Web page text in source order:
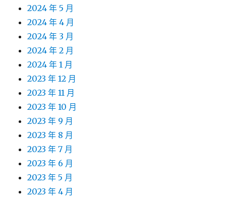
2024 年 5 月
2024 年 4 月
2024 年 3 月
2024 年 2 月
2024 年 1 月
2023 年 12 月
2023 年 11 月
2023 年 10 月
2023 年 9 月
2023 年 8 月
2023 年 7 月
2023 年 6 月
2023 年 5 月
2023 年 4 月